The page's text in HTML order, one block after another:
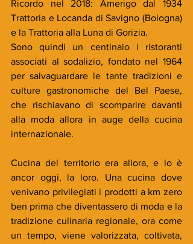
Ricordo nel 2018: Amerigo dal 1934
Trattoria e Locanda di Savigno (Bologna)
e la Trattoria alla Luna di Gorizia.
Sono quindi un centinaio i ristoranti
associati al sodalizio, fondato nel 1964
per salvaguardare le tante tradizioni e
culture gastronomiche del Bel Paese,
che rischiavano di scomparire davanti
alla moda allora in auge della cucina
internazionale.
Cucina del territorio era allora, e lo è
ancor oggi, la loro. Una cucina dove
venivano privilegiati i prodotti a km zero
ben prima che diventassero di moda e la
tradizione culinaria regionale, ora come
un tempo, viene valorizzata, coltivata,